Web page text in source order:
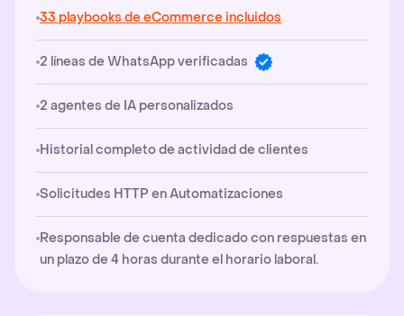
33 playbooks de eCommerce incluidos
2 líneas de WhatsApp verificadas
2 agentes de IA personalizados
Historial completo de actividad de clientes
Solicitudes HTTP en Automatizaciones
Responsable de cuenta dedicado con respuestas en
un plazo de 4 horas durante el horario laboral.